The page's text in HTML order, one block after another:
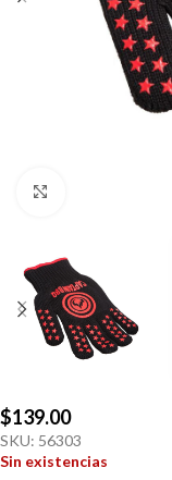
$139.00
SKU: 56303
Sin existencias